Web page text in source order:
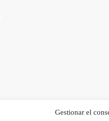
Gestionar el